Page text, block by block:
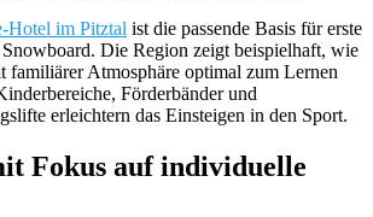
Hotel im Pitztal ist die passende Basis für erste
Die Region zeigt beispielhaft, wie
familiärer Atmosphäre optimal zum Lernen
Förderbänder und
erleichtern das Einsteigen in den Sport.
Fokus auf individuelle